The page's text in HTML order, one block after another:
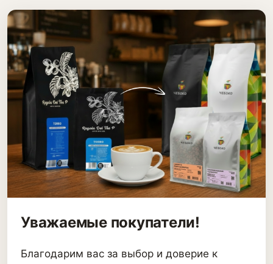
Уважаемые покупатели!
Благодарим вас за выбор и доверие к